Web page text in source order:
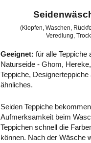
(Klopfen, Waschen,
Veredlung,
Geeignet: für alle Teppiche
Naturseide - Ghom,
Teppiche,
ähnliches.
Seiden Teppiche
Aufmerksamkeit beim
Teppichen schnell die
können. Nach der Wäsche